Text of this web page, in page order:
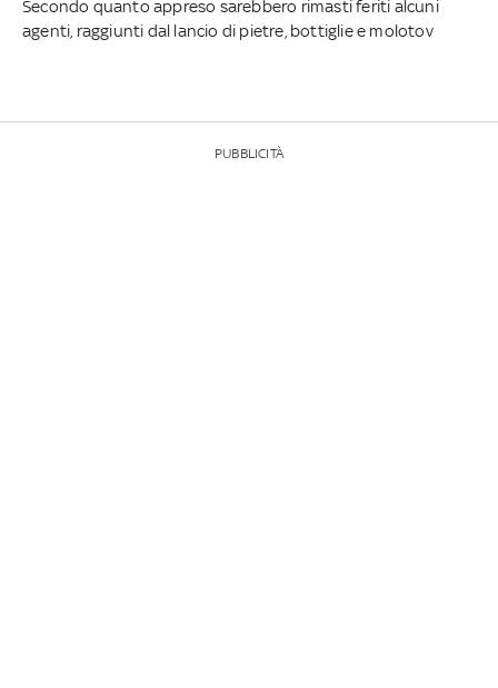
Secondo quanto appreso sarebbero rimasti feriti alcuni
agenti, raggiunti dal lancio di pietre, bottiglie e molotov
PUBBLICITÀ